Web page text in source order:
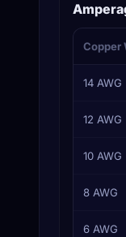
Copper
14 AWG
12 AWG
10 AWG
8 AWG
6 AWG